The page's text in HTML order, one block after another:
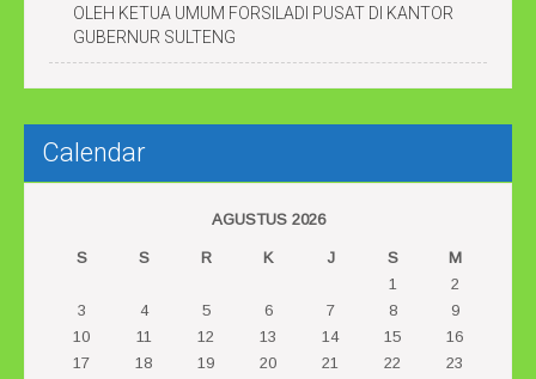
OLEH KETUA UMUM FORSILADI PUSAT DI KANTOR
GUBERNUR SULTENG
Calendar
AGUSTUS 2026
S S R K J S
M
1
2
3
4 5 6 7 8
9
10
11 12 13 14 15
16
17
18 19 20 21 22
23